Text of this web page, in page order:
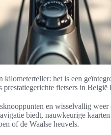
kilometerteller: het is een
prestatiegerichte fietsers in
en wisselvallig
biedt, nauwkeurige
of de Waalse heuvels.